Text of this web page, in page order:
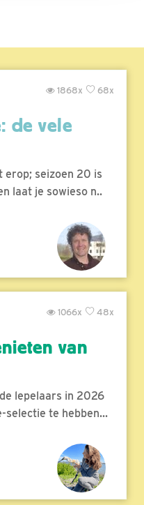
68x
1868x
de vele
erop; seizoen 20 is
laat je sowieso n..
48x
1066x
van
lepelaars in 2026
selectie te hebben...